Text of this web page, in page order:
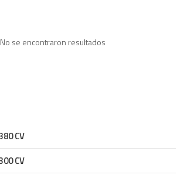
No se encontraron resultados
CV
CV